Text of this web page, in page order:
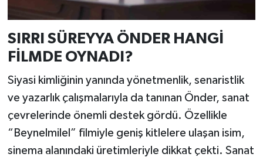
SIRRI SÜREYYA ÖNDER HANGİ
FİLMDE OYNADI?
Siyasi kimliğinin yanında yönetmenlik, senaristlik
ve yazarlık çalışmalarıyla da tanınan Önder, sanat
çevrelerinde önemli destek gördü. Özellikle
“Beynelmilel” filmiyle geniş kitlelere ulaşan isim,
sinema alanındaki üretimleriyle dikkat çekti. Sanat